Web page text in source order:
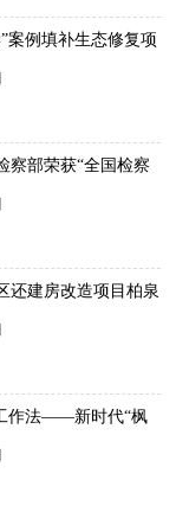
案例填补生态修复项
察部荣获“全国检察
还建房改造项目柏泉
作法——新时代“枫